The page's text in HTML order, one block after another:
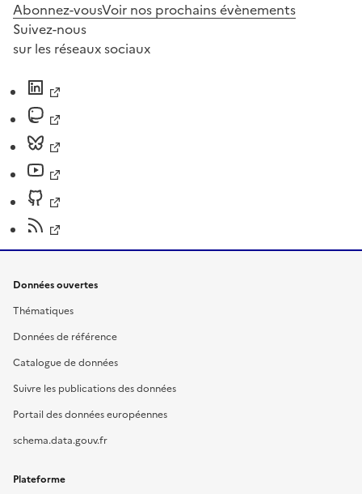
Abonnez-vousVoir nos prochains évènements
Suivez-nous
sur les réseaux sociaux
Données ouvertes
Thématiques
Données de référence
Catalogue de données
Suivre les publications des données
Portail des données européennes
schema.data.gouv.fr
Plateforme